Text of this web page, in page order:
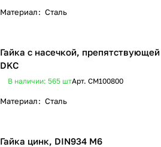
Материал: Сталь
Гайка с насечкой,
DKC
В наличии: 565 штАрт. CM100800
Материал: Сталь
Гайка цинк, DIN934 М6